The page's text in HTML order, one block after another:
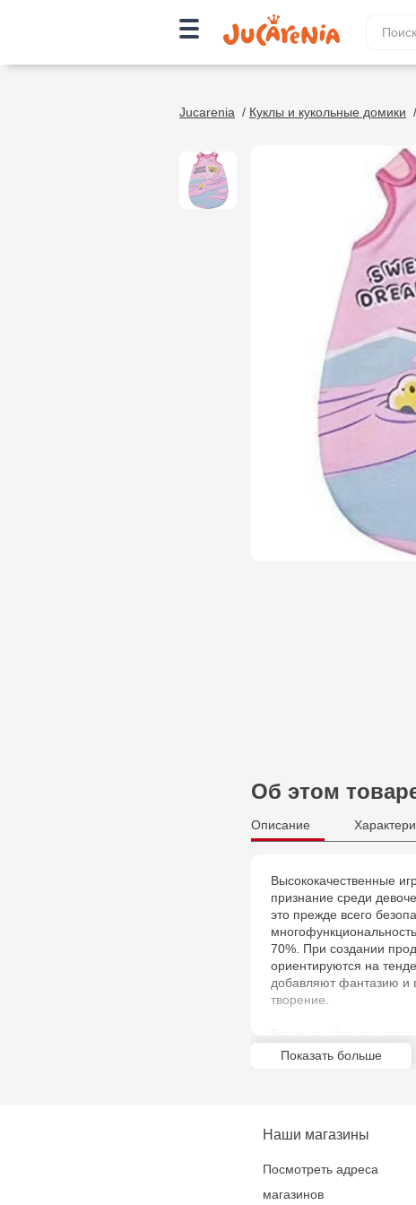
Jucarenia / Куклы и кукольные домики /
Об этом
Описание
Высококачественные
признание среди
это прежде всего
70%. При создании
ориентируются на
добавляют фантазию и
творение.
которые делают ее
заботиться, уважать и
Показать больше
Наши магазины
Посмотреть адреса
магазинов